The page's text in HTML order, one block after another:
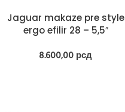
Jaguar makaze pre style
ergo efilir 28 – 5,5″
8.600,00 рсд